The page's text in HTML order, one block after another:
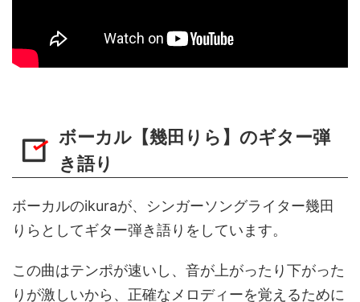
ボーカル【幾田りら】のギター弾
き語り
ボーカルのikuraが、シンガーソングライター幾田
りらとしてギター弾き語りをしています。
この曲はテンポが速いし、音が上がったり下がった
りが激しいから、正確なメロディーを覚えるために